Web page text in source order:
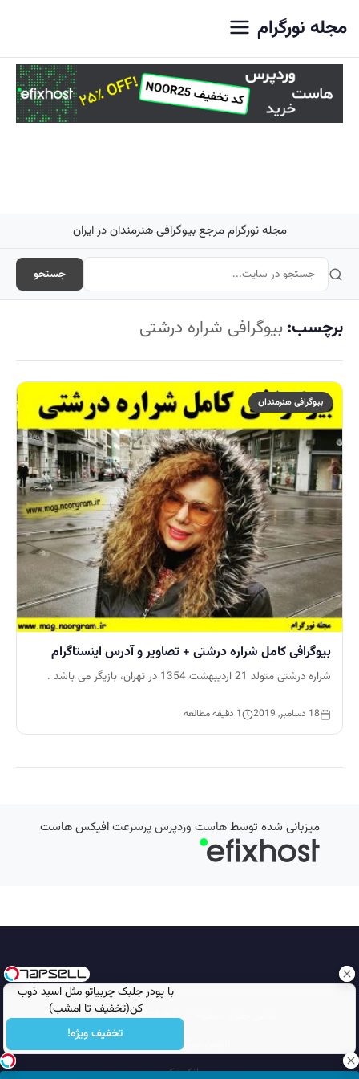
با پودر جلبک چربیاتو مثل اسید ذوب
کن(تخفیف تا امشب)
تخفیف ویژه!
مجله نورگرام
مجله نورگرام مرجع بیوگرافی هنرمندان در ایران
جستجو
برچسب: بیوگرافی شراره درشتی
بیوگرافی هنرمندان
بیوگرافی کامل شراره درشتی + تصاویر و آدرس اینستاگرام
شراره درشتی متولد 21 اردیبهشت 1354 در تهران، بازیگر می باشد .
18 دسامبر, 2019 1 دقیقه مطالعه
میزبانی شده توسطهاست وردپرس پرسرعتافیکس هاست
تمامی حقوق محفوظ است © 2026
مجله نورگرام
انجمن نورگرام
بانک عکس